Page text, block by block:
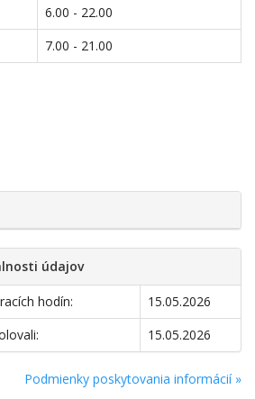
6.00 - 22.00
7.00 - 21.00
údajov
hodín:
15.05.2026
15.05.2026
Podmienky poskytovania informácií »